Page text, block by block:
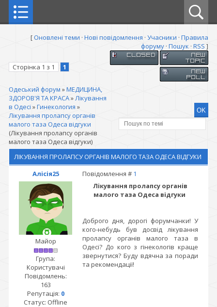
[Оновлені теми · Нові повідомлення · Учасники · Правила
форуму · Пошук · RSS ]
Сторінка 1 з 1 1
Одеський форум »МЕДИЦИНА,
ЗДОРОВ'Я ТА КРАСА»Лікування
в Одесі »Гинекология »
Лікування пролапсу органів
малого таза Одеса відгуки
(Лікування пролапсу органів
малого таза Одеса відгуки)
ЛІКУВАННЯ ПРОЛАПСУ ОРГАНІВ МАЛОГО ТАЗА ОДЕСА ВІДГУКИ
Алісія25
Повідомлення # 1
Майор
Група:
Користувачі
Повідомлень:
163
Репутація: 0
Статус: Offline
Лікування пролапсу органів
малого таза Одеса відгуки
Доброго дня, дорогі форумчанки! У
кого-небудь був досвід лікування
пролапсу органів малого таза в
Одесі? До кого з гінекологів краще
звернутися? Буду вдячна за поради
та рекомендації!